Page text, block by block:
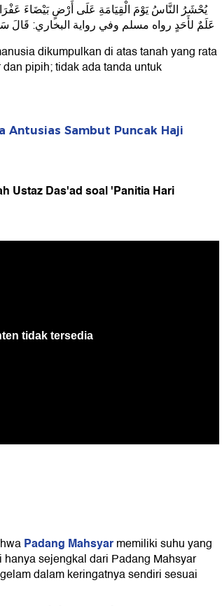
عَلَمٌ لأَحَدٍ رواه مسلم وفي رواية البخاري: قَالَ
dikumpulkan di atas tanah yang rata
pipih; tidak ada tanda untuk
Antusias Sambut Puncak Haji
Ustaz Das'ad soal 'Panitia Hari
Padang Mahsyarmemiliki suhu yang
sejengkal dari Padang Mahsyar
dalam keringatnya sendiri sesuai